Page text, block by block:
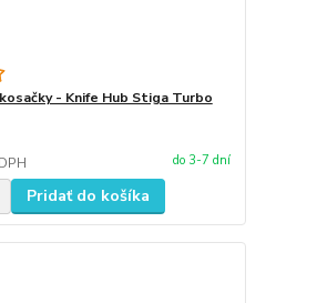
- Knife Hub Stiga Turbo
do 3-7 dní
Pridať do košíka